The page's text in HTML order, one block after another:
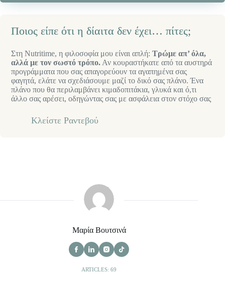
Ποιος είπε ότι η δίαιτα δεν έχει… πίτες;
Στη Nutritime, η φιλοσοφία μου είναι απλή:Τρώμε απ’ όλα,
αλλά με τον σωστό τρόπο. Αν κουραστήκατε από τα αυστηρά
προγράμματα που σας απαγορεύουν τα αγαπημένα σας
φαγητά, ελάτε να σχεδιάσουμε μαζί το δικό σας πλάνο. Ένα
πλάνο που θα περιλαμβάνει κιμαδοπιτάκια, γλυκά και ό,τι
άλλο σας αρέσει, οδηγώντας σας με ασφάλεια στον στόχο σας
Κλείστε Ραντεβού
Μαρία Βουτσινά
ARTICLES: 69